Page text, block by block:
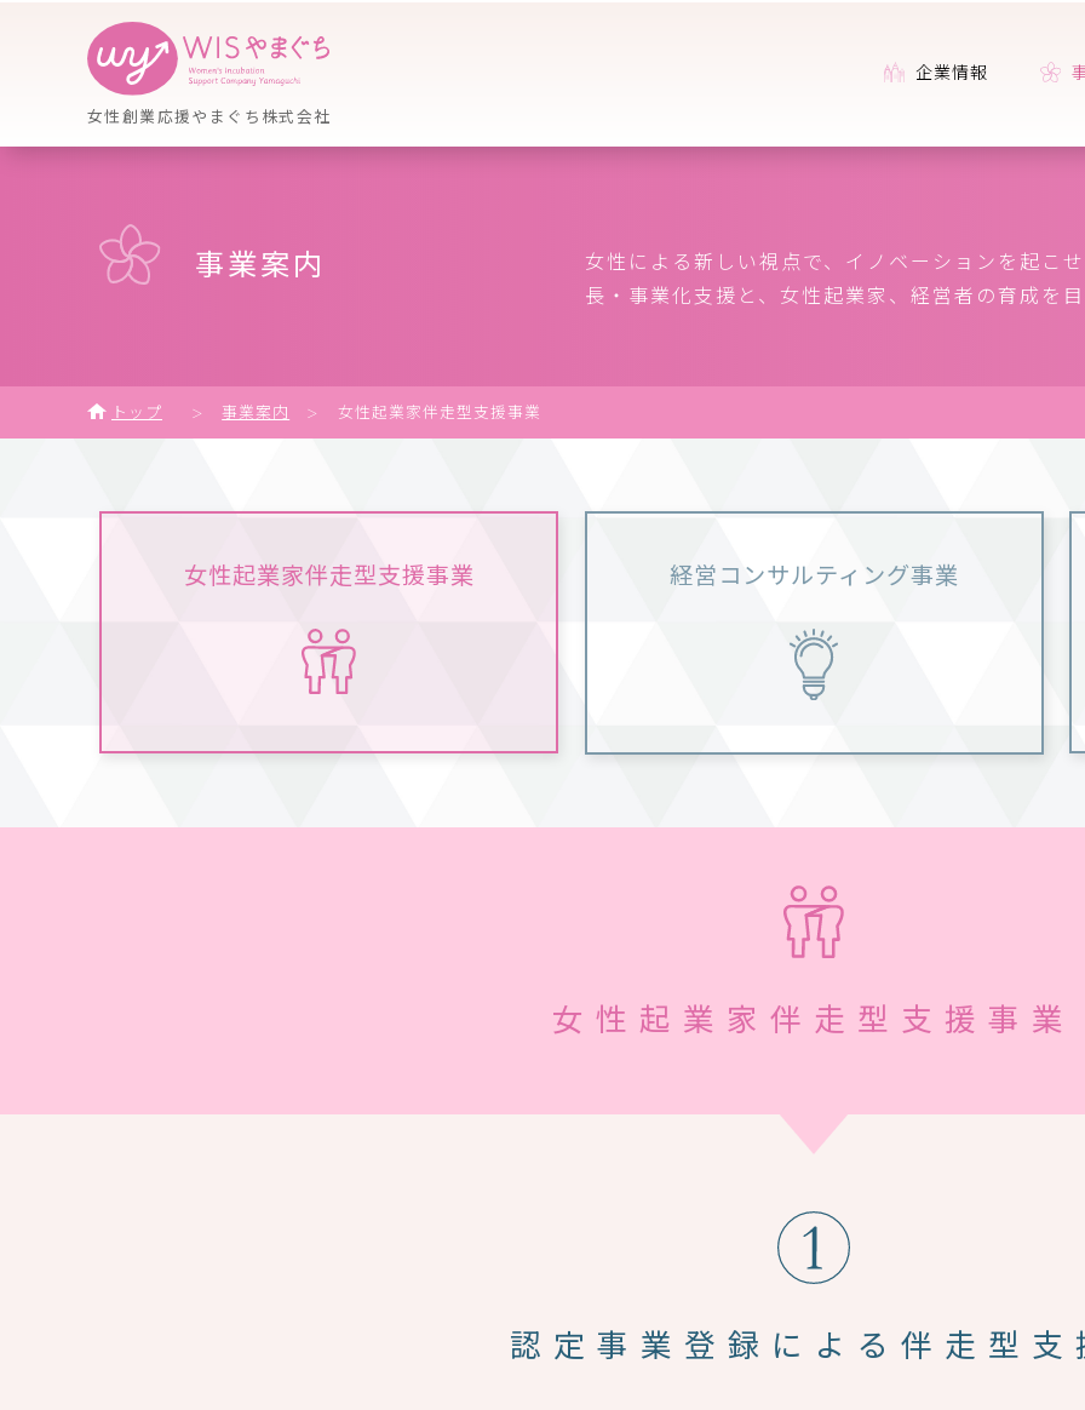
女性創業応援やまぐち株式会社
企業情報
事業案内
女性による新しい視点で、イノベーションを起こ
長・事業化支援と、女性起業家、経営者の育成を
トップ ＞ 事業案内 ＞ 女性起業家伴走型支援事業
女性起業家伴走型支援事業 経営コンサルティング事業
女性起業家伴走型支援事業
認定事業登録による 伴走型支